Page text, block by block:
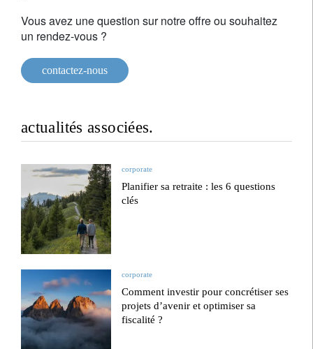
Vous avez une question sur notre offre ou souhaitez
un rendez-vous ?
contactez-nous
actualités associées.
corporate
Planifier sa retraite : les 6 questions
clés
corporate
Comment investir pour concrétiser ses
projets d’avenir et optimiser sa
fiscalité ?